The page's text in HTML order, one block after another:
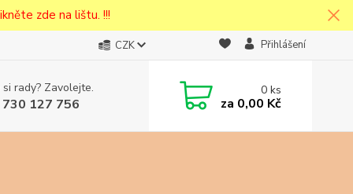
zde na lištu. !!!
CZK Přihlášení
rady? Zavolejte.
127 756
0ks
za 0,00 Kč
v